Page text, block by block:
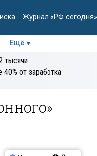
Журнал «РФ сегодня»
Ещё
экспертиза
тысячи
от заработка